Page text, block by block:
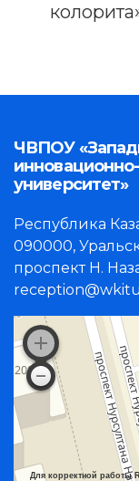
ЧВПОУ
университет»
Республика
090000,
проспект Н.
Для корректной работы